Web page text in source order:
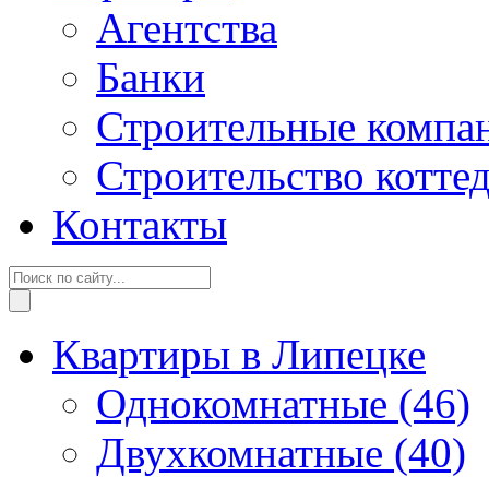
Агентства
Банки
Строительные
Строительство
Контакты
Квартиры в Липецке
Однокомнатные (46)
Двухкомнатные (40)